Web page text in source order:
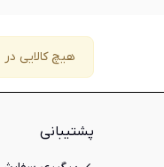
هیچ کالایی در
پشتیبانی